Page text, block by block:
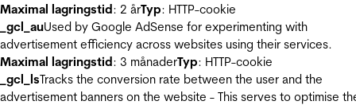
Maximal lagringstid: 2 årTyp: HTTP-cookie
_gcl_auUsed by Google AdSense for experimenting with
advertisement efficiency across websites using their services.
Maximal lagringstid: 3 månaderTyp: HTTP-cookie
_gcl_lsTracks the conversion rate between the user and the
advertisement banners on the website - This serves to optimise